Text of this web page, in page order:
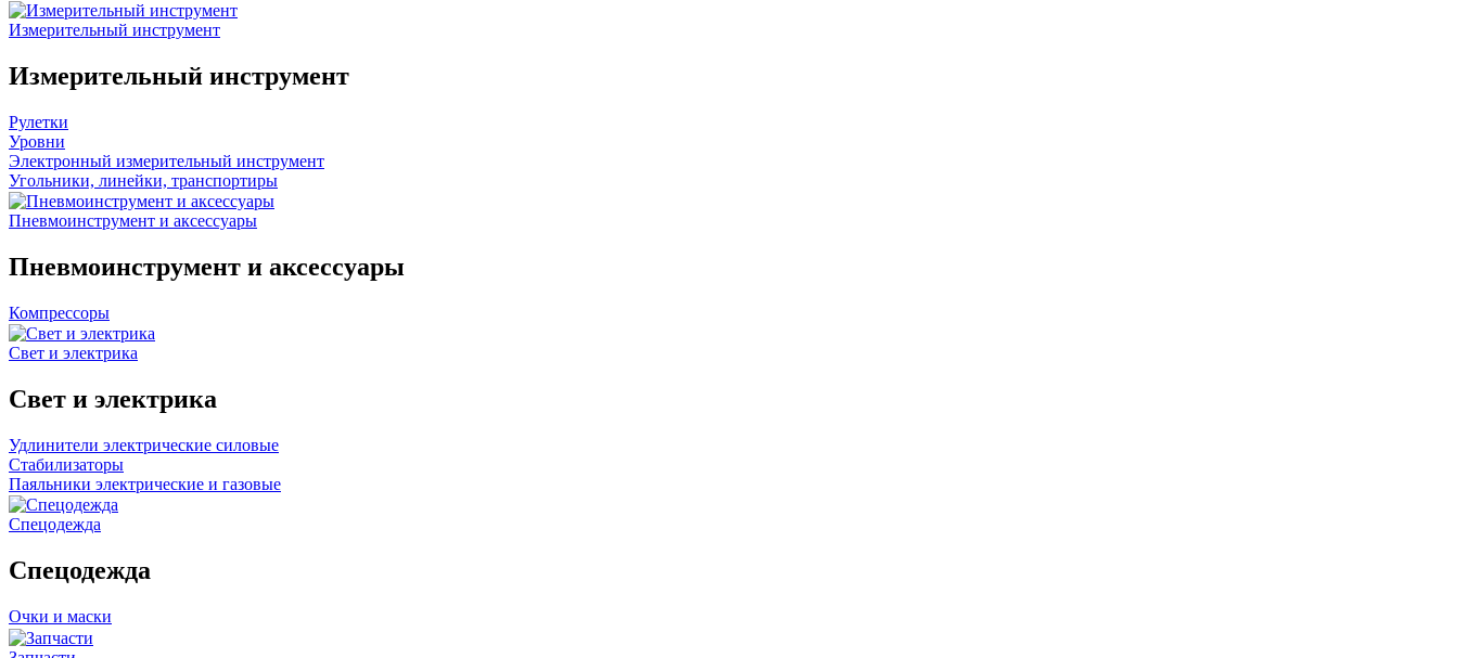
Измерительный инструмент
Измерительный инструмент
Рулетки
Уровни
Электронный измерительный инструмент
Угольники, линейки, транспортиры
Пневмоинструмент и аксессуары
Пневмоинструмент и аксессуары
Компрессоры
Свет и электрика
Свет и электрика
Удлинители электрические силовые
Стабилизаторы
Паяльники электрические и газовые
Спецодежда
Спецодежда
Очки и маски